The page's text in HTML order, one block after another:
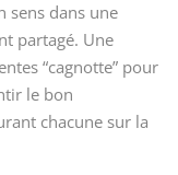
sens dans une
partagé. Une
“cagnotte” pour
le bon
chacune sur la